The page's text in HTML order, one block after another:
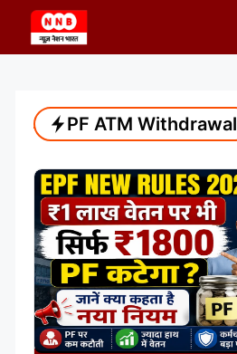
content
PF ATM Withdrawal